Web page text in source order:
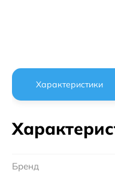
Характеристики
Бренд